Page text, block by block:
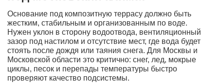
Основание под композитную террасу должно быть
жестким, стабильным и организованным по воде.
Нужен уклон в сторону водоотвода, вентиляционный
зазор под настилом и отсутствие мест, где вода будет
стоять после дождя или таяния снега. Для Москвы и
Московской области это критично: снег, лед, мокрые
циклы, песок и перепады температуры быстро
проверяют качество подсистемы.